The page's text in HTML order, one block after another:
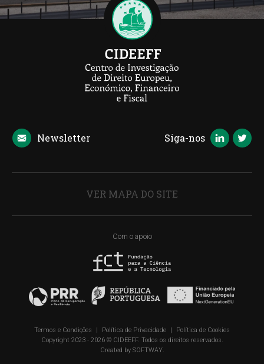
Newsletter Siga-nos
VER MAPA DO SITE
Com o apoio
Termos e Condições | Política de Privacidade |
Política de Cookies
Copyright 2023 - 2026 © CIDEEFF. Todos os direitos reservados.
Created by SOFTWAY.